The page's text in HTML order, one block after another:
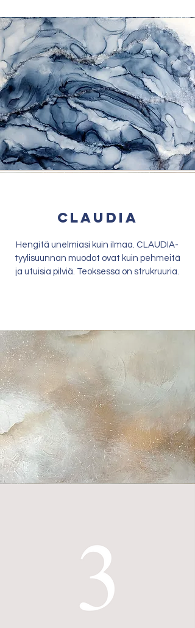
claudia
Hengitä unelmiasi kuin ilmaa. CLAUDIA-
tyylisuunnan muodot ovat kuin pehmeitä
ja utuisia pilviä. Teoksessa on strukruuria.